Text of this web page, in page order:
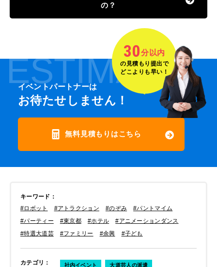
の？
ESTIMATE
イベントパートナーは
お待たせしません！
無料見積もりはこちら
30分以内
の見積もり提出で
どこよりも早い！
キーワード ：
#ロボット
#アトラクション #のぞみ
#パントマイム
#パーティー
#東京都 #ホテル
#アニメーションダンス
#特選大道芸
#ファミリー #余興 #子ども
カテゴリ ： 社内イベント 大道芸人の派遣